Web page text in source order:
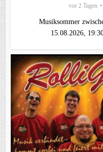
vor 2 Tagen
Musiksommer
15.08.2026,